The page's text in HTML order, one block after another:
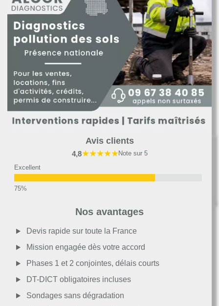
Avis clients
4,8★★★★★Note sur 5
Excellent
Moyen
Passable
Décevant
Nos avantages
Devis rapide sur toute la France
Mission engagée dès votre accord
Phases 1 et 2 conjointes, délais courts
DT-DICT obligatoires incluses
Sondages sans dégradation